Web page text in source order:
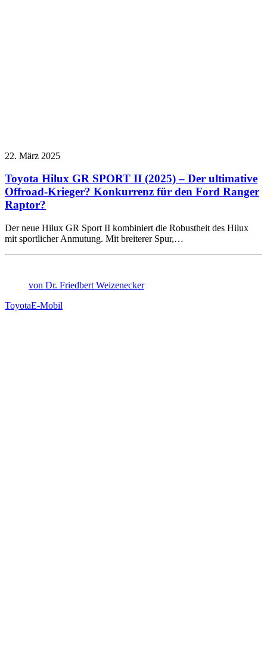
22. März 2025
Toyota Hilux GR SPORT II (2025) – Der ultimative
Offroad-Krieger? Konkurrenz für den Ford Ranger
Raptor?
Der neue Hilux GR Sport II kombiniert die Robustheit des Hilux
mit sportlicher Anmutung. Mit breiterer Spur,…
von Dr. Friedbert Weizenecker
ToyotaE-Mobil